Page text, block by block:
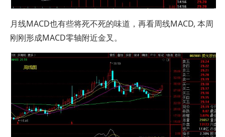
月线MACD也有些将死不死的味道，再看周线MACD, 本周
刚刚形成MACD零轴附近金叉。